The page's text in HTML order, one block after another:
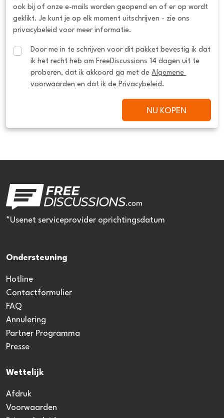
ook bij of onze e-mails worden geopend en of er op wordt
geklikt. Je kunt je op elk moment uitschrijven - zie ons
privacybeleid voor meer informatie.
Door me in te schrijven voor dit pakket bevestig ik dat
ik het recht heb om FreeDiscussions 14 dagen uit te
proberen, dat ik akkoord ga met de Algemene
voorwaarden en dat ik de Privacybeleid .
NU KOPEN
*Usenet serviceprovider oprichtingsdatum
Ondersteuning
Hotline
Contactformulier
FAQ
Annulering
Partner Programma
Presse
Wettelijk
Afdruk
Voorwaarden